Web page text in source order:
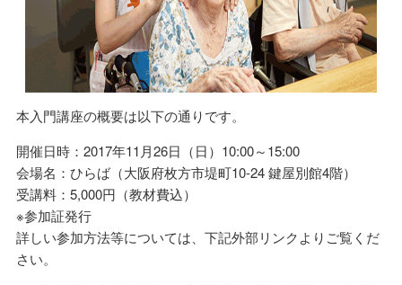
本入門講座の概要は以下の通りです。
開催日時：2017年11月26日（日）10:00～15:00
会場名：ひらば（大阪府枚方市堤町10-24 鍵屋別館4階）
受講料：5,000円（教材費込）
※参加証発行
詳しい参加方法等については、下記外部リンクよりご覧くだ
さい。